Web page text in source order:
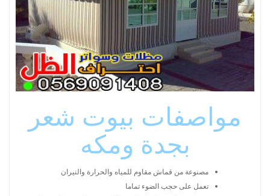
مواصفات بيوت شعر
بجدة ومكه
مصنوعة من قماش مقاوم للمياه والحرارة والنيران
تعمل على حجب الضوء تماما